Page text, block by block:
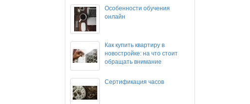
Особенности обучения
онлайн
Как купить квартиру в
новостройке: на что стоит
обращать внимание
Сертификация часов